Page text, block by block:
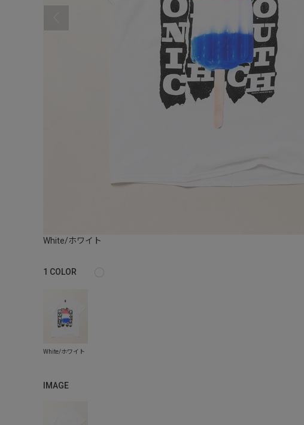
White/ホワイト
1 COLOR
IMAGE